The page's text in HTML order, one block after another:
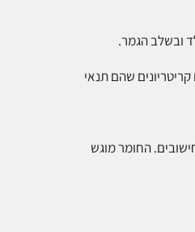
קריטריונים שהם תנאי
החומר מוגש